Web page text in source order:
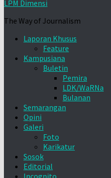
LPM Dimensi
The Way of Journalism
Laporan Khusus
Feature
Kampusiana
Buletin
Pemira
LDK/WaRNa
Bulanan
Semarangan
Opini
Galeri
Foto
Karikatur
Sosok
Editorial
Incognito